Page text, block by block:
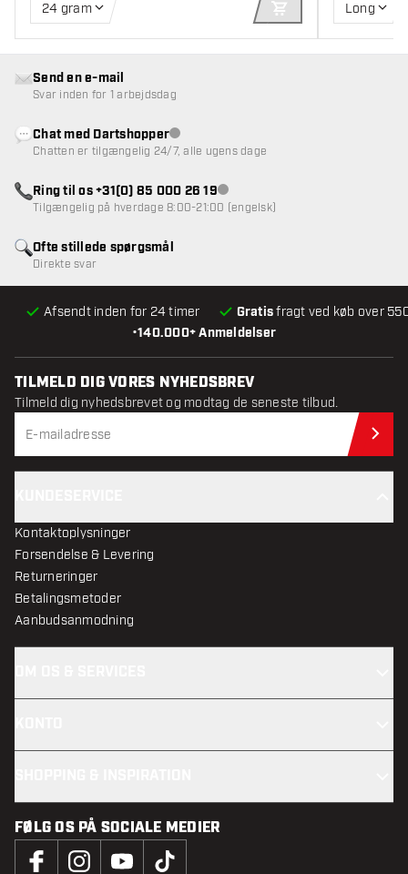
24 gram
TILFØJ TIL KURV
Long
•140.000+ Anmeldelser
Afsendt inden for 24 timer Gratisfragt ved køb over
Ofte stillede spørgsmål
Direkte svar
Send en e-mail
Svar inden for 1 arbejdsdag
Chat med DartshopperKundeservice ikke tilgængelig
Chatten er tilgængelig 24/7, alle ugens dage
Ring til os +31(0) 85 000 26 19Kundeservice ikke tilgængelig
Tilgængelig på hverdage 8:00-21:00 (engelsk)
TILMELD DIG VORES NYHEDSBREV
Tilmeld dig nyhedsbrevet og modtag de seneste tilbud.
Kontaktoplysninger
Forsendelse & Levering
Returneringer
Betalingsmetoder
Aanbudsanmodning
FØLG OS PÅ SOCIALE MEDIER